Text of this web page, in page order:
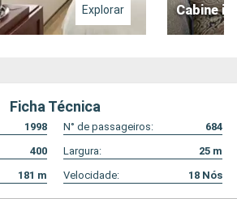
Explorar Cabine
Ficha Técnica
1998 N° de passageiros:
684
400 Largura: 25 m
181 m Velocidade: 18 Nós